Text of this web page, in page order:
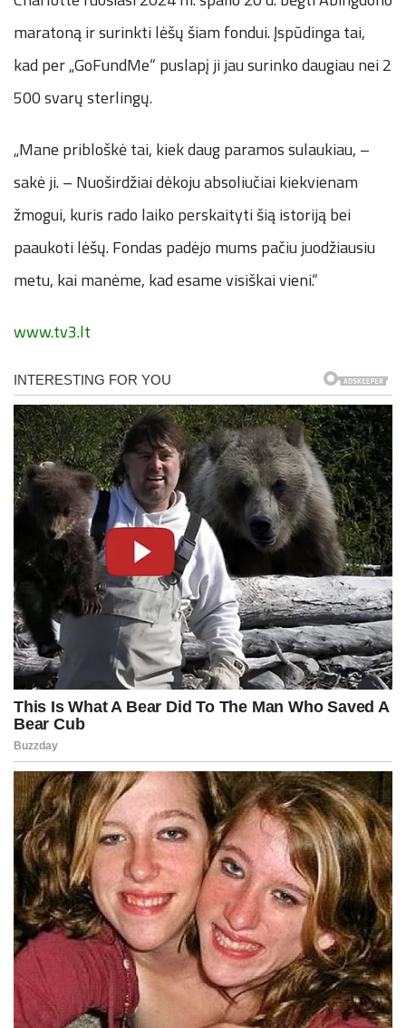
maratoną ir surinkti lėšų šiam fondui. Įspūdinga tai,
kad per „GoFundMe“ puslapį ji jau surinko daugiau nei 2
500 svarų sterlingų.
„Mane pribloškė tai, kiek daug paramos sulaukiau, –
sakė ji. – Nuoširdžiai dėkoju absoliučiai kiekvienam
žmogui, kuris rado laiko perskaityti šią istoriją bei
paaukoti lėšų. Fondas padėjo mums pačiu juodžiausiu
metu, kai manėme, kad esame visiškai vieni.“
www.tv3.lt